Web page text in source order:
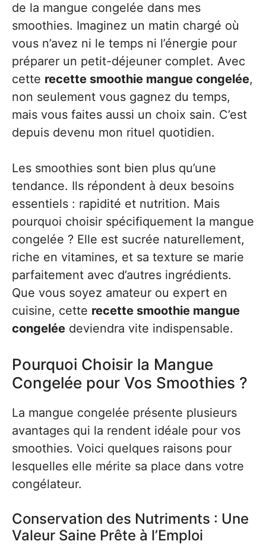
de la mangue congelée dans mes
smoothies. Imaginez un matin chargé où
vous n’avez ni le temps ni l’énergie pour
préparer un petit-déjeuner complet. Avec
cette recette smoothie mangue congelée,
non seulement vous gagnez du temps,
mais vous faites aussi un choix sain. C’est
depuis devenu mon rituel quotidien.
Les smoothies sont bien plus qu’une
tendance. Ils répondent à deux besoins
essentiels : rapidité et nutrition. Mais
pourquoi choisir spécifiquement la mangue
congelée ? Elle est sucrée naturellement,
riche en vitamines, et sa texture se marie
parfaitement avec d’autres ingrédients.
Que vous soyez amateur ou expert en
cuisine, cette recette smoothie mangue
congelée deviendra vite indispensable.
Pourquoi Choisir la Mangue
Congelée pour Vos Smoothies ?
La mangue congelée présente plusieurs
avantages qui la rendent idéale pour vos
smoothies. Voici quelques raisons pour
lesquelles elle mérite sa place dans votre
congélateur.
Conservation des Nutriments : Une
Valeur Saine Prête à l’Emploi